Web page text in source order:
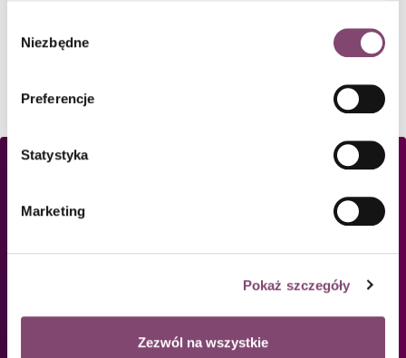
polityce cookies
zgody
Niezbędne
Preferencje
Statystyka
Marketing
Pokaż szczegóły
Zezwól na wszystkie